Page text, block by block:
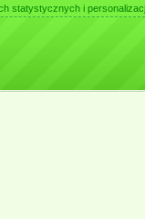
statystycznych i